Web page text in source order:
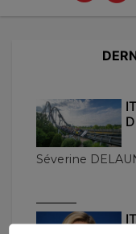
Séverine